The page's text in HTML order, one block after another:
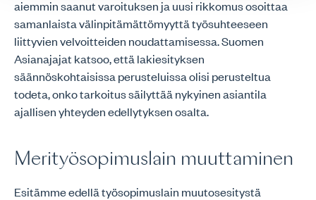
aiemmin saanut varoituksen ja uusi rikkomus osoittaa
samanlaista välinpitämättömyyttä työsuhteeseen
liittyvien velvoitteiden noudattamisessa. Suomen
Asianajajat katsoo, että lakiesityksen
säännöskohtaisissa perusteluissa olisi perusteltua
todeta, onko tarkoitus säilyttää nykyinen asiantila
ajallisen yhteyden edellytyksen osalta.
Merityösopimuslain muuttaminen
Esitämme edellä työsopimuslain muutosesitystä